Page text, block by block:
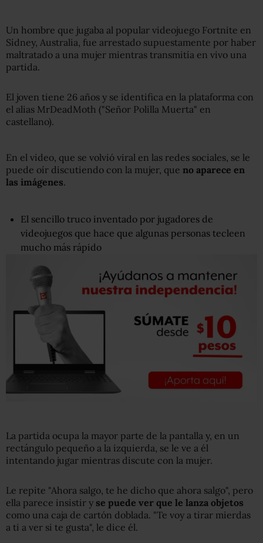
Un hombre que jugaba al popular videojuego Fortnite en
Sídney, Australia, fue arrestado supuestamente por haber
maltratado a una mujer mientras transmitía en vivo una
partida.
El joven tiene 26 años y se identifica en la plataforma con
el alias MrDeadMoth ("Señor Polilla Muerta" en
castellano).
En el video, que se volvió viral en las redes sociales, se le
puede oír discutiendo con la mujer, que no aparece en
las imágenes.
El sencillo truco inventado por jugadores de
videojuegos que hace que algunas personas tecleen
mucho más rápido
La partida ocupa la mayor parte de la pantalla y, en un
rectángulo pequeño a la izquierda, se le ve a él
intentando jugar mientras discute con la mujer.
Le repite "Ahora salgo, te he dicho que ahora salgo", pero
ella parece insistir y se puede ver que le lanza objetos
como una caja de cartón doblada. "Te voy a tirar mierdas
a ti a ver si te gusta", le dice él.